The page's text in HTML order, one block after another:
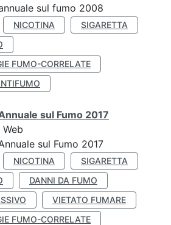
sul fumo 2008
NICOTINA
SIGARETTA
FUMO-CORRELATE
sul Fumo 2017
sul Fumo 2017
NICOTINA
SIGARETTA
DANNI DA FUMO
VIETATO FUMARE
FUMO-CORRELATE